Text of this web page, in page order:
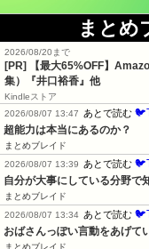
まとめ
2026/08/20まで
[PR]
【最大65%OFF】
集）『井口裕香』他
Kindleストア
2026/08/07 13:47
あとで読む
超能力は本当にあるのか？
まとめブレイド
2026/08/07 13:39
あとで読む
自分が大事にしている分野で
まとめブレイド
2026/08/07 13:34 あとで読む
おばさんっぽい言動をあげて
まとめブレイド